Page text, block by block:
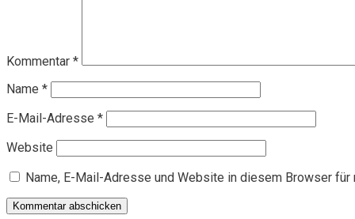
Kommentar *
Name *
E-Mail-Adresse *
Website
Name, E-Mail-Adresse und Website in diesem Browser